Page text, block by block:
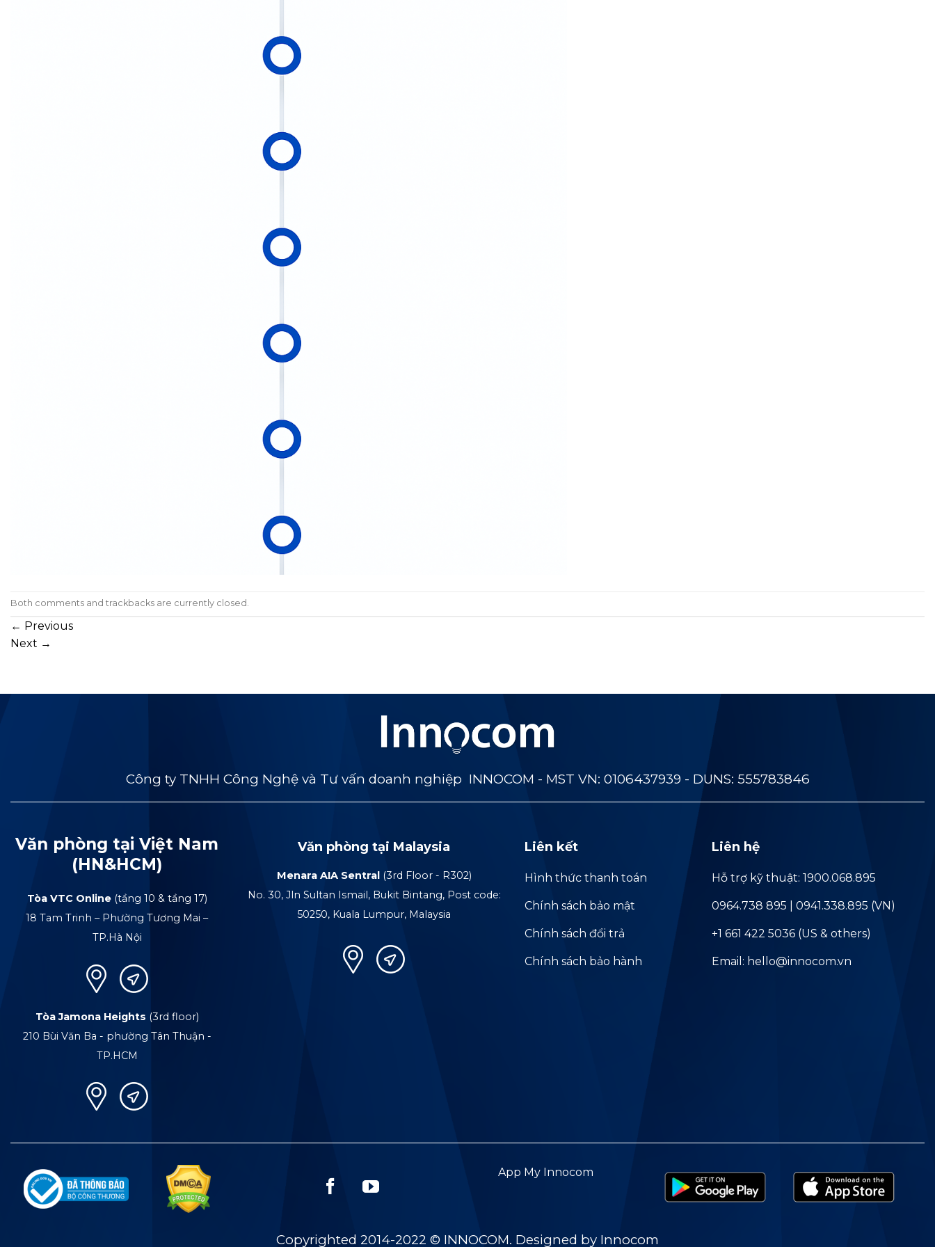
Both comments and trackbacks are currently closed.
← Previous
Next →
Công ty TNHH Công Nghệ và Tư vấn doanh nghiệp INNOCOM - MST VN: 0106437939 - DUNS: 555783846
Văn phòng tại Việt Nam
(HN&HCM)
Tòa VTC Online(tầng 10 & tầng 17)
18 Tam Trinh – Phường Tương Mai –
TP.Hà Nội
Tòa Jamona Heights (3rd floor)
210 Bùi Văn Ba - phường Tân Thuận -
TP.HCM
Văn phòng tại Malaysia
Menara AIA Sentral (3rd Floor - R302)
No. 30, Jln Sultan Ismail, Bukit Bintang, Post code:
50250, Kuala Lumpur, Malaysia
Liên kết
Hình thức thanh toán
Chính sách bảo mật
Chính sách đổi trả
Chính sách bảo hành
Liên hệ
Hỗ trợ kỹ thuật: 1900.068.895
0964.738 895 | 0941.338.895 (VN)
+1 661 422 5036 (US & others)
Email: hello@innocom.vn
App My Innocom
Copyrighted 2014-2022 © INNOCOM. Designed by Innocom